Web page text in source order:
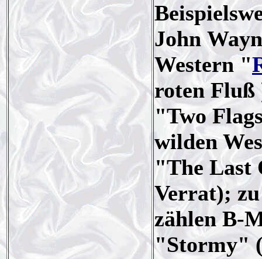
John
Western "
roten Fluß
"Two
wilden
"The Last
Verrat);
zählen B-
"Stormy"